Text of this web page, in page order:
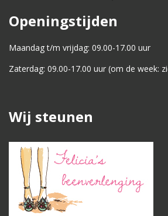
Openingstijden
Maandag t/m vrijdag: 09.00-17.00 uur
Zaterdag: 09.00-17.00 uur (om de week:
Wij steunen